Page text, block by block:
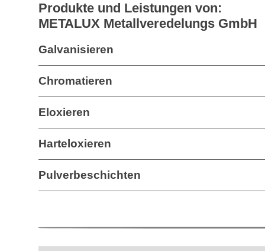
Produkte und Leistungen von:
METALUX Metallveredelungs GmbH
Galvanisieren
Chromatieren
Eloxieren
Harteloxieren
Pulverbeschichten